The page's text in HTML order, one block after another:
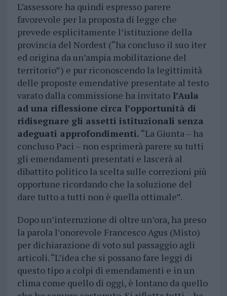
L’assessore ha quindi espresso parere
favorevole per la proposta di legge che
prevede esplicitamente l’istituzione della
provincia del Nordest (“ha concluso il suo iter
ed origina da un’ampia mobilitazione del
territorio”) e pur riconoscendo la legittimità
delle proposte emendative presentate al testo
varato dalla commissione ha invitatol’Aula
ad una riflessione circa l’opportunità di
ridisegnare gli assetti istituzionali senza
adeguati approfondimenti. “La Giunta – ha
concluso Paci – non esprimerà parere su tutti
gli emendamenti presentati e lascerà al
dibattito politico la scelta sulle correzioni più
opportune ricordando che la soluzione del
dare tutto a tutti non è quella ottimale”.
Dopo un’interruzione di oltre un’ora, ha preso
la parola l’onorevole Francesco Agus (Misto)
per dichiarazione di voto sul passaggio agli
articoli. “L’idea che si possano fare leggi di
questo tipo a colpi di emendamenti e in un
clima come quello di oggi, è lontano da quello